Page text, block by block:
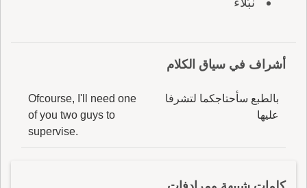
أشراف في سياق الكلام
بالطبع سأحتاجكما لتشرفا
عليها
Ofcourse, I'll need one
of you two guys to
supervise.